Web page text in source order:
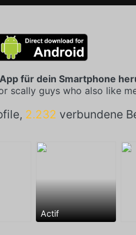
für dein Smartphone
scally guys who also like
2.232 verbundene
Actif